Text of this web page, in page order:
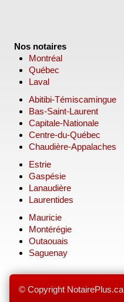
Nos notaires
Montréal
Québec
Laval
Abitibi-Témiscamingue
Bas-Saint-Laurent
Capitale-Nationale
Centre-du-Québec
Chaudière-Appalaches
Estrie
Gaspésie
Lanaudière
Laurentides
Mauricie
Montérégie
Outaouais
Saguenay
© Copyright NotairePlus.ca